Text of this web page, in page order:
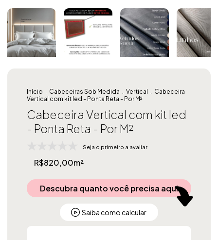
Início . Cabeceiras Sob Medida . Vertical . Cabeceira
Vertical com kit led - Ponta Reta - Por M²
Cabeceira Vertical com kit led
- Ponta Reta - Por M²
Seja o primeiro a avaliar
R$820,00m²
Descubra quanto você precisa aqui
Saiba como calcular